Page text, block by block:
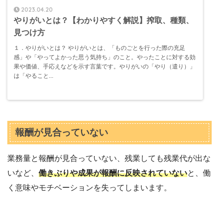
2023.04.20
やりがいとは？【わかりやすく解説】搾取、種類、
見つけ方
１．やりがいとは？ やりがいとは、「ものごとを行った際の充足
感」や「やってよかった思う気持ち」のこと。やったことに対する効
果や価値、手応えなどを示す言葉です。やりがいの「やり（遣り）」
は「やること...
報酬が見合っていない
業務量と報酬が見合っていない、残業しても残業代が出な
いなど、 働きぶりや成果が報酬に反映されていないと、働
く意味やモチベーションを失ってしまいます。